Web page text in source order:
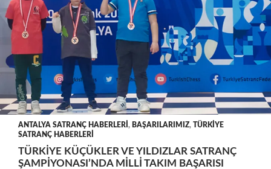
ANTALYA SATRANÇ HABERLERI , BAŞARILARIMIZ, TÜRKIYE
SATRANÇ HABERLERI
TÜRKIYE KÜÇÜKLER VE YILDIZLAR SATRANÇ
ŞAMPIYONASI’NDA MILLI TAKIM BAŞARISI